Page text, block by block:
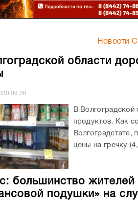
Новости
области
09:20
В
продуктов. Как
Волгоградстате,
цены на гречку
большинство жителей
подушки» на